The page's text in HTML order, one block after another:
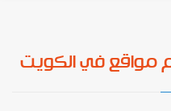
في الكويت